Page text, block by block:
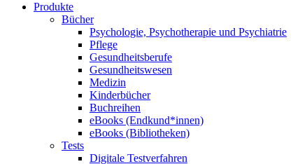
Produkte
Bücher
Psychologie, Psychotherapie und Psychiatrie
Pflege
Gesundheitsberufe
Gesundheitswesen
Medizin
Kinderbücher
Buchreihen
eBooks (Endkund*innen)
eBooks (Bibliotheken)
Tests
Digitale Testverfahren